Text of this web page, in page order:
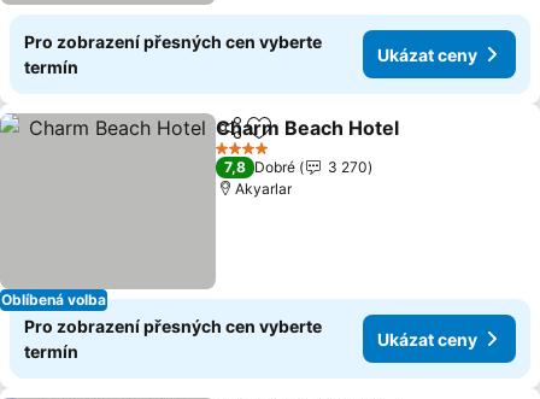
Pro zobrazení přesných cen vyberte
termín
Ukázat ceny
Oblíbená volba
SdíletPřidat na seznam oblíbených
Charm Beach Hotel
4 Počet hvězdiček
7,8 Dobré
3 270
Akyarlar
Pro zobrazení přesných cen vyberte
termín
Ukázat ceny